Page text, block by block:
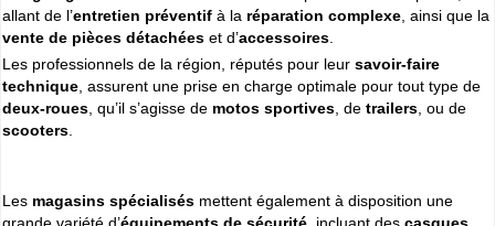
Espace professionnels MOTO
Gestion de votre compte PRO
allant de l’entretien préventif à la réparation complexe , ainsi que la
vente de pièces détachées et d’accessoires
Les professionnels de la région, réputés pour leur savoir-faire
technique , assurent une prise en charge optimale pour tout type de
deux-roues , qu’il s’agisse de motos sportives , de trailers , ou de
scooters
Les magasins spécialisés mettent également à disposition une